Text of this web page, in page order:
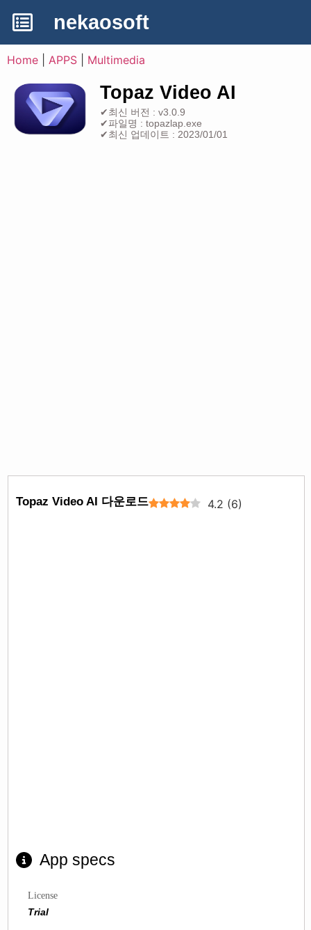
nekaosoft
Home APPS Multimedia
Topaz Video AI
✔최신 버전 : v3.0.9
✔파일명 : topazlap.exe
✔최신 업데이트 : 2023/01/01
Topaz Video AI 다운로드 4.2 (6)
App specs
License
Trial